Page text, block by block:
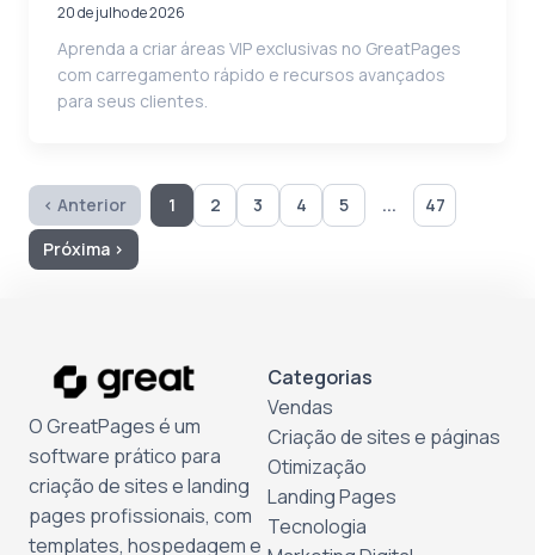
20 de julho de 2026
Aprenda a criar áreas VIP exclusivas no GreatPages
com carregamento rápido e recursos avançados
para seus clientes.
‹ Anterior 1 2 3 4 5 ...
47
Próxima ›
O GreatPages é um
software prático para
criação de sites e landing
pages profissionais, com
templates, hospedagem e
Categorias
Vendas
Criação de sites e páginas
Otimização
Landing Pages
Tecnologia